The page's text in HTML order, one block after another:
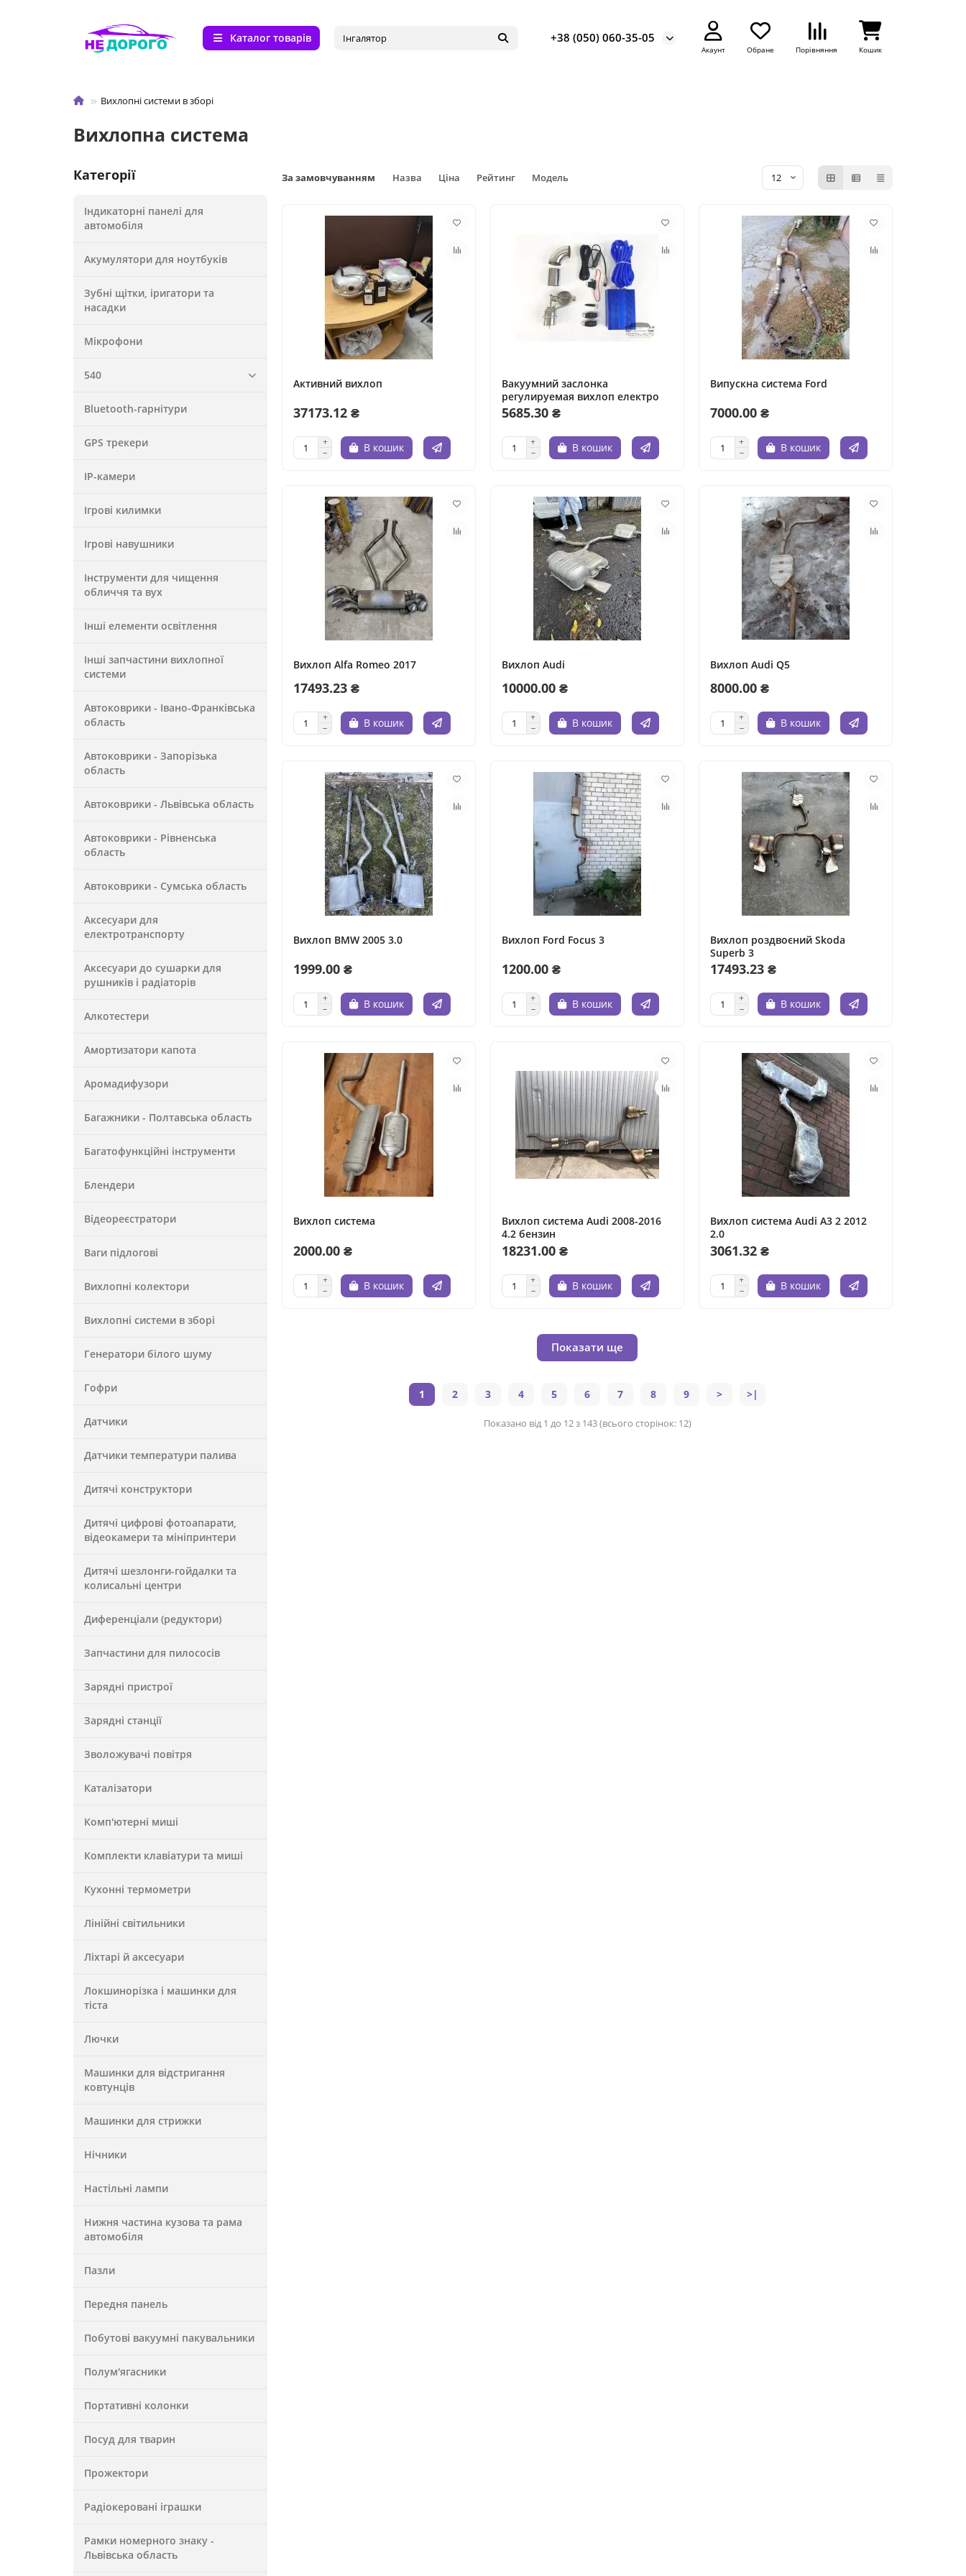
Каталог товарів +38 (050) 060-35-05
Акаунт Обране Порівняння Кошик
Вихлопні системи в зборі
Вихлопна система
Категорії
Індикаторні панелі для
автомобіля
Акумулятори для ноутбуків
Зубні щітки, іригатори та
насадки
Мікрофони
540
Bluetooth-гарнітури
GPS трекери
IP-камери
Ігрові килимки
Ігрові навушники
Інструменти для чищення
обличчя та вух
Інші елементи освітлення
Інші запчастини вихлопної
системи
Автоковрики - Івано-Франківська
область
Автоковрики - Запорізька
область
Автоковрики - Львівська область
Автоковрики - Рівненська
область
Автоковрики - Сумська область
Аксесуари для
електротранспорту
Аксесуари до сушарки для
рушників і радіаторів
Алкотестери
Амортизатори капота
Аромадифузори
Багажники - Полтавська область
Багатофункційні інструменти
Блендери
Відеореєстратори
Ваги підлогові
Вихлопні колектори
Вихлопні системи в зборі
Генератори білого шуму
Гофри
Датчики
Датчики температури палива
Дитячі конструктори
Дитячі цифрові фотоапарати,
відеокамери та мініпринтери
Дитячі шезлонги-гойдалки та
колисальні центри
Диференціали (редуктори)
Запчастини для пилососів
Зарядні пристрої
Зарядні станції
Зволожувачі повітря
Каталізатори
Комп'ютерні миші
Комплекти клавіатури та миші
Кухонні термометри
Лінійні світильники
Ліхтарі й аксесуари
Локшинорізка і машинки для
тіста
Лючки
Машинки для відстригання
ковтунців
Машинки для стрижки
Нічники
Настільні лампи
Нижня частина кузова та рама
автомобіля
Пазли
Передня панель
Побутові вакуумні пакувальники
Полум'ягасники
Портативні колонки
Посуд для тварин
Прожектори
Радіокеровані іграшки
Рамки номерного знаку -
Львівська область
За замовчуванням Назва Ціна Рейтинг Модель
Активний вихлоп
37173.12 ₴
В кошик
Вакуумний заслонка
регулируемая вихлоп електро
5685.30 ₴
В кошик
Випускна система Ford
7000.00 ₴
В кошик
Вихлоп Alfa Romeo 2017
17493.23 ₴
В кошик
Вихлоп Audi
10000.00 ₴
В кошик
Вихлоп Audi Q5
8000.00 ₴
В кошик
Вихлоп BMW 2005 3.0
1999.00 ₴
В кошик
Вихлоп Ford Focus 3
1200.00 ₴
В кошик
Вихлоп роздвоєний Skoda
Superb 3
17493.23 ₴
В кошик
Вихлоп система
2000.00 ₴
В кошик
Вихлоп система Audi 2008-2016
4.2 бензин
18231.00 ₴
В кошик
Вихлоп система Audi A3 2 2012
2.0
3061.32 ₴
В кошик
Показати ще
1 2 3 4 5 6 7 8 9 > >|
Показано від 1 до 12 з 143 (всього сторінок: 12)